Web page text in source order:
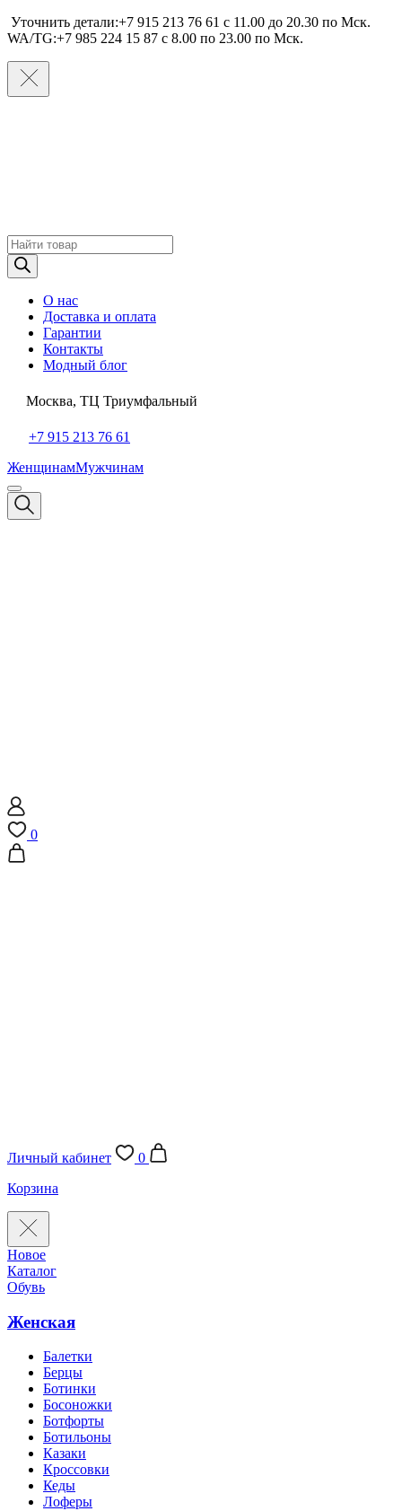
Уточнить детали:+7 915 213 76 61 c 11.00 до 20.30 по Мcк.
WA/TG:+7 985 224 15 87 c 8.00 по 23.00 по Мcк.
Поиск
товаров
О нас
Доставка и оплата
Гарантии
Контакты
Модный блог
Москва, ТЦ Триумфальный
+7 915 213 76 61
ЖенщинамМужчинам
0
Личный кабинет
0
Корзина
Новое
Каталог
Обувь
Женская
Балетки
Берцы
Ботинки
Босоножки
Ботфорты
Ботильоны
Казаки
Кроссовки
Кеды
Лоферы